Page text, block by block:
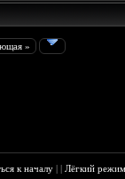
»
к началу ||Лёгкий